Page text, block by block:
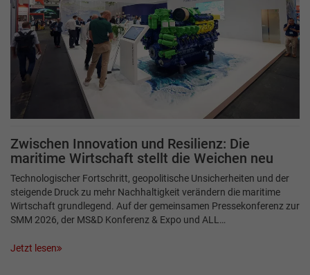
Zwischen Innovation und Resilienz: Die
maritime Wirtschaft stellt die Weichen neu
Technologischer Fortschritt, geopolitische Unsicherheiten und der
steigende Druck zu mehr Nachhaltigkeit verändern die maritime
Wirtschaft grundlegend. Auf der gemeinsamen Pressekonferenz zur
SMM 2026, der MS&D Konferenz & Expo und ALL…
Jetzt lesen